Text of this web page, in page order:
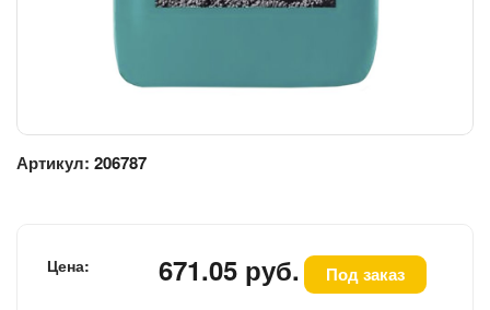
Артикул: 206787
Цена: 671.05 руб. Под заказ